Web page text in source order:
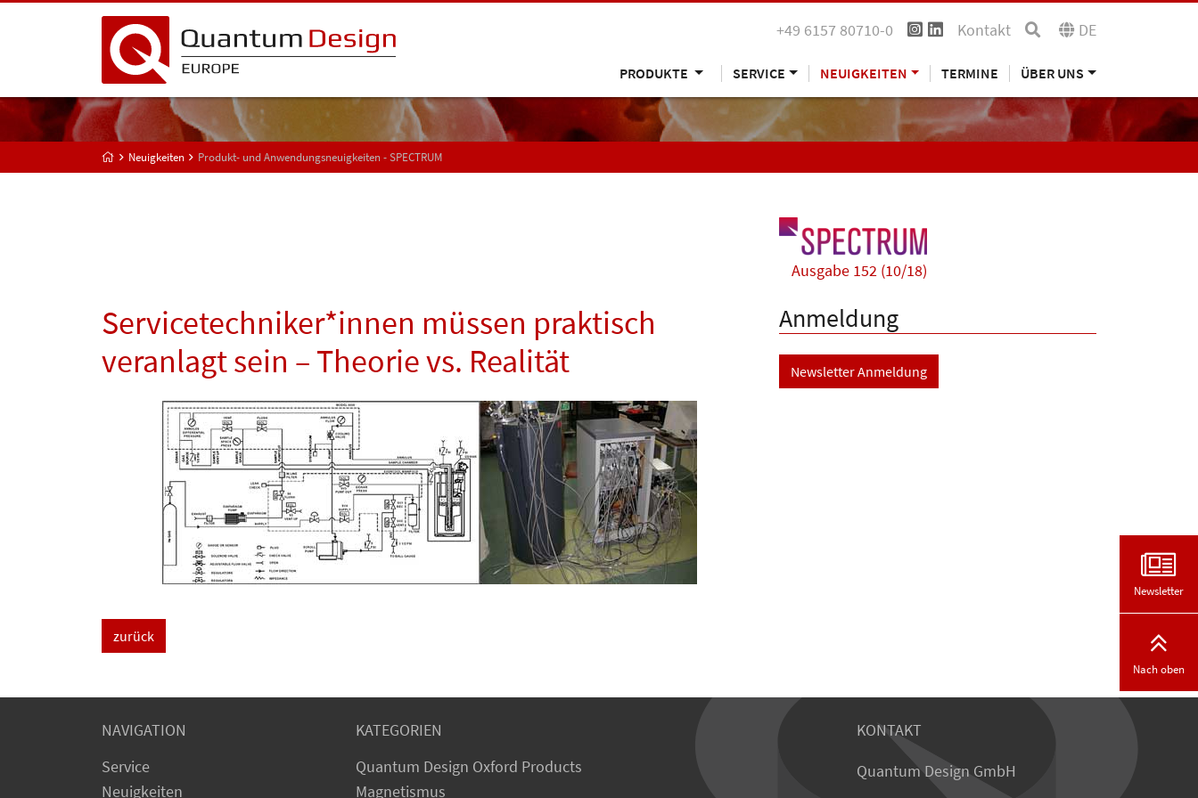
+49 6157 80710-0 Kontakt DE
PRODUKTE SERVICE NEUIGKEITEN TERMINE ÜBER UNS
Neuigkeiten Produkt- und Anwendungsneuigkeiten - SPECTRUM
Ausgabe 152 (10/18)
Servicetechniker*innen müssen praktisch
veranlagt sein – Theorie vs. Realität
zurück
Anmeldung
Newsletter Anmeldung
NAVIGATION
Service
Neuigkeiten
KATEGORIEN
Quantum Design Oxford Products
Magnetismus
KONTAKT
Quantum Design GmbH
Newsletter
Nach oben